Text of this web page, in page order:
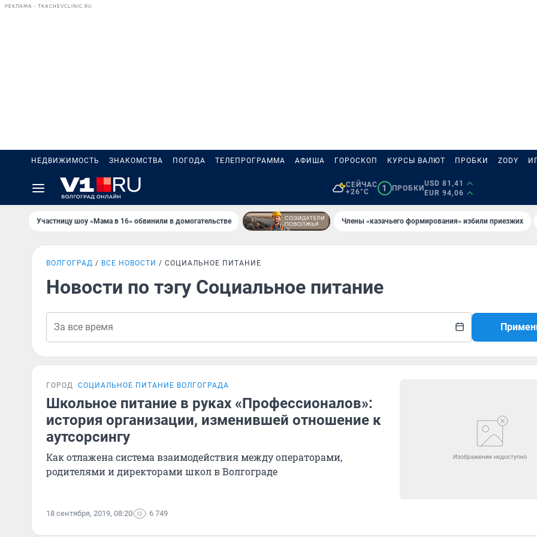
РЕКЛАМА • TKACHEVCLINIC.RU
НЕДВИЖИМОСТЬ ЗНАКОМСТВА ПОГОДА ТЕЛЕПРОГРАММА АФИША ГОРОСКОП КУРСЫ ВАЛЮТ ПРОБКИ ZODY
СЕЙЧАС
+26°C
1 ПРОБКИ
USD 81,41
EUR 94,06
Участницу шоу «Мама в 16» обвинили в домогательстве Члены «казачьего формирования» избили приезжих
ВОЛГОГРАД ВСЕ НОВОСТИ СОЦИАЛЬНОЕ ПИТАНИЕ
Новости по тэгу Социальное питание
ГОРОД СОЦИАЛЬНОЕ ПИТАНИЕ ВОЛГОГРАДА
Школьное питание в руках «Профессионалов»:
история организации, изменившей отношение к
аутсорсингу
Как отлажена система взаимодействия между операторами,
родителями и директорами школ в Волгограде
18 сентября, 2019, 08:20 6 749